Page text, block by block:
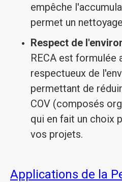
empêche
permet un
Respect de
RECA est formulée
respectueux de
permettant de
COV (composés
qui en fait un choix
vos projets.
Applications de la